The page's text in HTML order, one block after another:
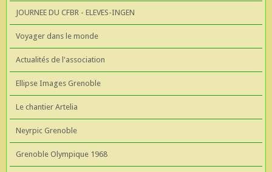
JOURNEE DU CFBR - ELEVES-INGEN
Voyager dans le monde
Actualités de l'association
Ellipse Images Grenoble
Le chantier Artelia
Neyrpic Grenoble
Grenoble Olympique 1968